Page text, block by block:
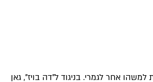
אחר לגמרי. בניגוד ל"דה בויז", גאן